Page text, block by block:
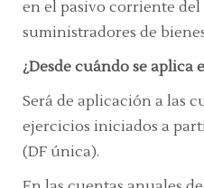
en el pasivo corriente
suministradores de
¿Desde cuándo se aplica
Será de aplicación a las
ejercicios iniciados a
(DF única).